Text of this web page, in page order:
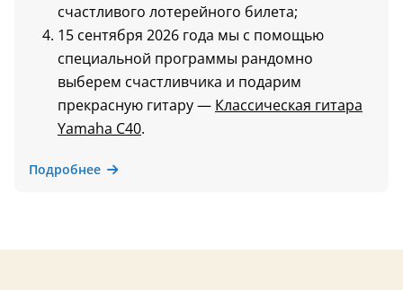
счастливого лотерейного билета;
15 сентября 2026 года мы с помощью
специальной программы рандомно
выберем счастливчика и подарим
прекрасную гитару — Классическая гитара
Yamaha C40.
Подробнее